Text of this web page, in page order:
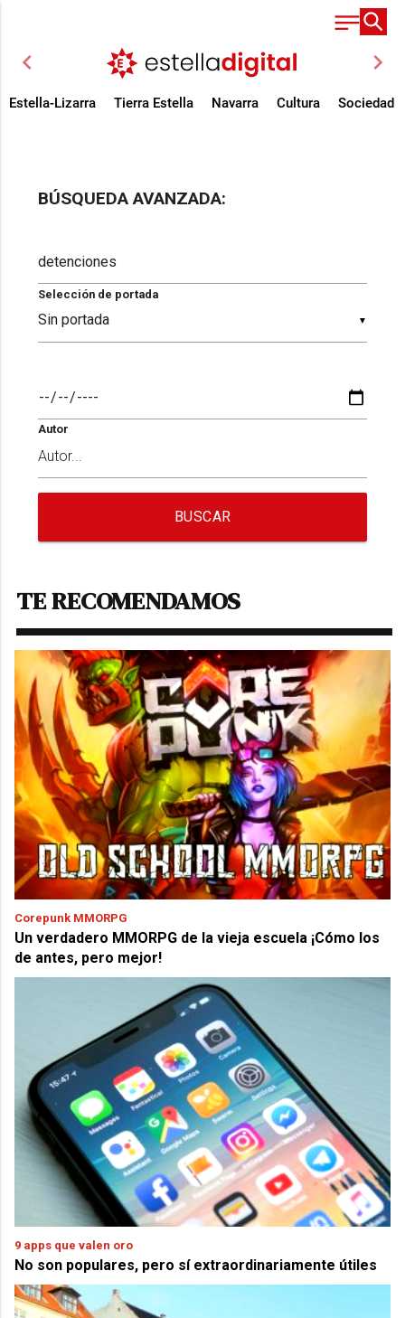
chevron_left chevron_right
Estella-Lizarra Tierra Estella Navarra Cultura Sociedad
BÚSQUEDA AVANZADA:
▼
Selección de portada
Autor
BUSCAR
TE RECOMENDAMOS
Corepunk MMORPG
Un verdadero MMORPG de la vieja escuela ¡Cómo los
de antes, pero mejor!
9 apps que valen oro
No son populares, pero sí extraordinariamente útiles